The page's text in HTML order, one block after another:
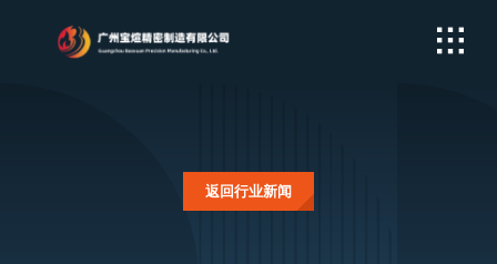
返回行业新闻